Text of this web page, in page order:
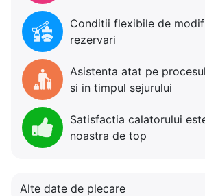
Conditii flexibile de
rezervari
Asistenta atat pe
si in timpul sejurului
Satisfactia calatorului
noastra de top
Alte date de plecare